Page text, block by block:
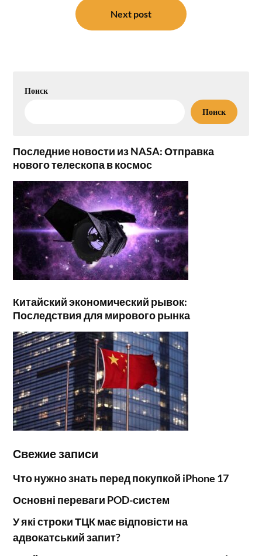
Next post
Поиск
Поиск
Последние новости из NASA: Отправка
нового телескопа в космос
Китайский экономический рывок:
Последствия для мирового рынка
Свежие записи
Что нужно знать перед покупкой iPhone 17
Основні переваги POD-систем
У які строки ТЦК має відповісти на
адвокатський запит?